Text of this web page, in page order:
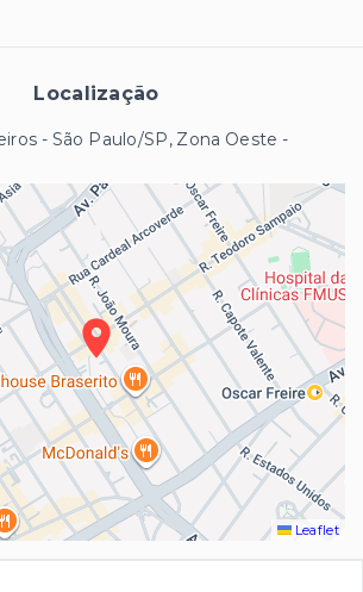
Localização
- São Paulo/SP, Zona Oeste -
Leaflet